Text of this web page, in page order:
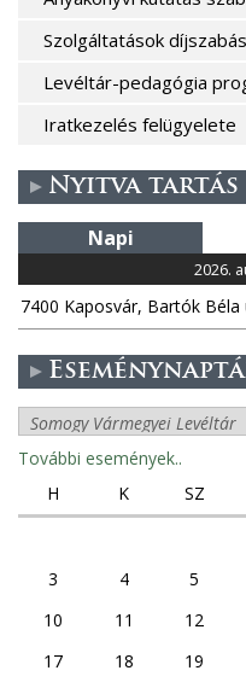
Szolgáltatások
Levéltár-pedagógia
Iratkezelés felügyelete
Nyitva tartás
Napi
2026.
7400 Kaposvár, Bartók Béla
További események..
H
K SZ
3
4 5
10
11 12
17
18 19